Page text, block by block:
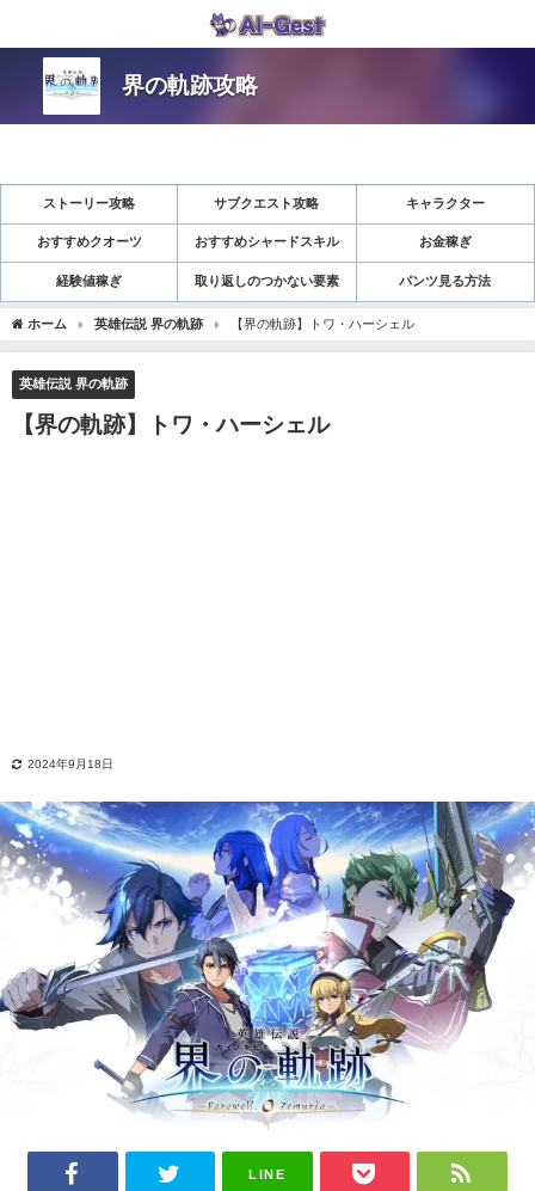
界の軌跡攻略
ストーリー攻略 サブクエスト攻略 キャラクター
おすすめクオーツ おすすめシャードスキル お金稼ぎ
経験値稼ぎ 取り返しのつかない要素 パンツ見る方法
ホーム 英雄伝説 界の軌跡 【界の軌跡】トワ・ハーシェル
英雄伝説 界の軌跡
【界の軌跡】トワ・ハーシェル
2024年9月18日
LINE